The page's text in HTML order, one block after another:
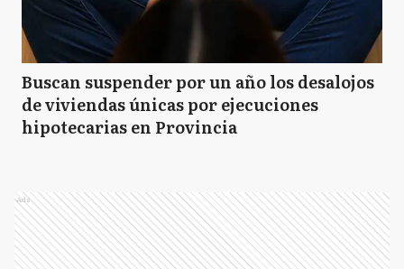
Buscan suspender por un año los desalojos
de viviendas únicas por ejecuciones
hipotecarias en Provincia
Ads